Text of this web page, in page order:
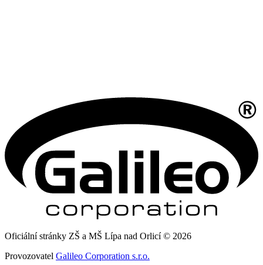
Oficiální stránky ZŠ a MŠ Lípa nad Orlicí © 2026
Provozovatel Galileo Corporation s.r.o.